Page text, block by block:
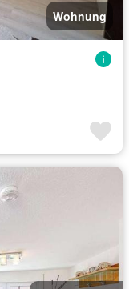
Wohnung